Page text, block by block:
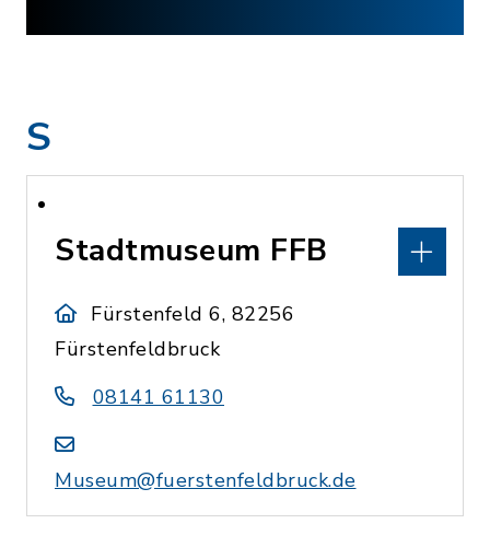
S
Stadtmuseum FFB
Fürstenfeld 6, 82256
Fürstenfeldbruck
08141 61130
Museum@fuerstenfeldbruck.de